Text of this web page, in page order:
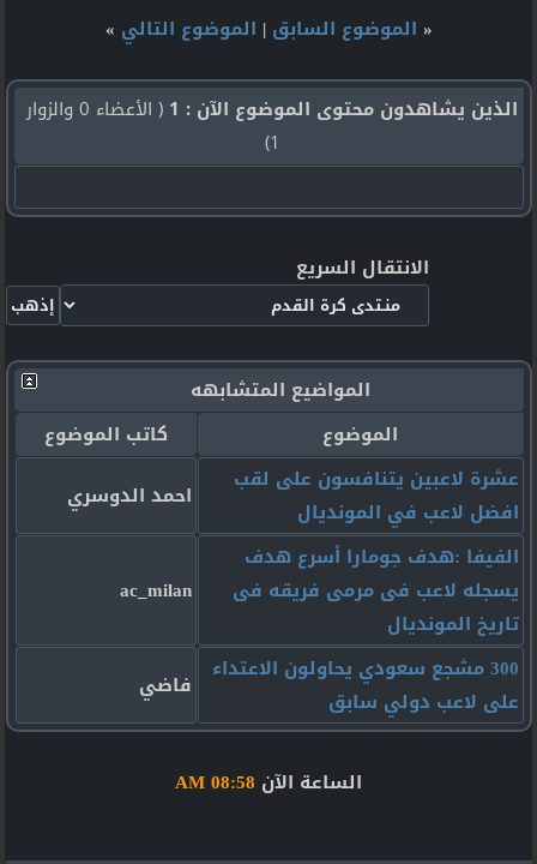
« الموضوع السابق | الموضوع التالي »
الذين يشاهدون محتوى الموضوع الآن : 1
( الأعضاء 0 والزوار
1)
الانتقال السريع
المواضيع المتشابهه
الموضوع
كاتب الموضوع
عشرة لاعبين يتنافسون على لقب
افضل لاعب في المونديال
احمد الدوسري
الفيفا :هدف جومارا أسرع هدف
يسجله لاعب فى مرمى فريقه فى
تاريخ المونديال
ac_milan
300 مشجع سعودي يحاولون الاعتداء
على لاعب دولي سابق
فاضي
الساعة الآن 08:58 AM